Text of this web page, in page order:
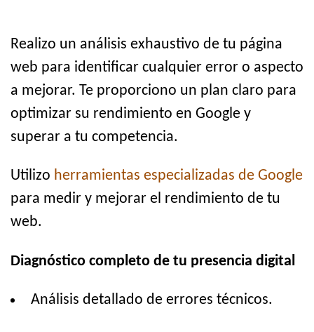
Realizo un análisis exhaustivo de tu página
web para identificar cualquier error o aspecto
a mejorar. Te proporciono un plan claro para
optimizar su rendimiento en Google y
superar a tu competencia.
Utilizo herramientas especializadas de Google
para medir y mejorar el rendimiento de tu
web.
Diagnóstico completo de tu presencia digital
Análisis detallado de errores técnicos.